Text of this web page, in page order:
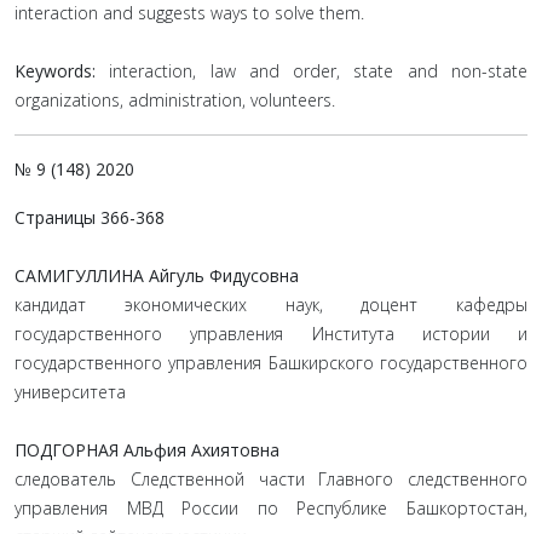
interaction and suggests ways to solve them.
Keywords: interaction, law and order, state and non-state
organizations, administration, volunteers.
№ 9 (148) 2020
Страницы 366-368
САМИГУЛЛИНА Айгуль Фидусовна
кандидат экономических наук, доцент кафедры
государственного управления Института истории и
государственного управления Башкирского государственного
университета
ПОДГОРНАЯ Альфия Ахиятовна
следователь Следственной части Главного следственного
управления МВД России по Республике Башкортостан,